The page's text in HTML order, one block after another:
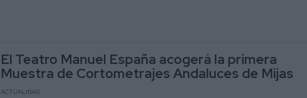
El Teatro Manuel España acogerá la primera
Muestra de Cortometrajes Andaluces de Mijas
ACTUALIDAD